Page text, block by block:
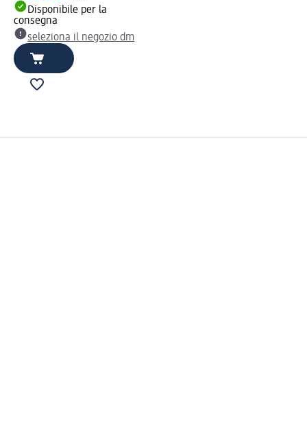
Disponibile per la
consegna
seleziona il negozio dm